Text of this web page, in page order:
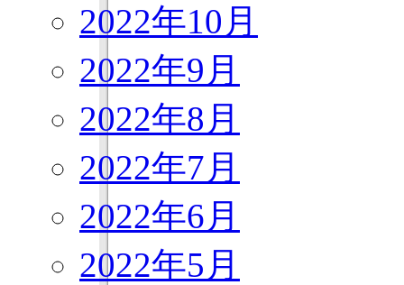
2022年10月
2022年9月
2022年8月
2022年7月
2022年6月
2022年5月